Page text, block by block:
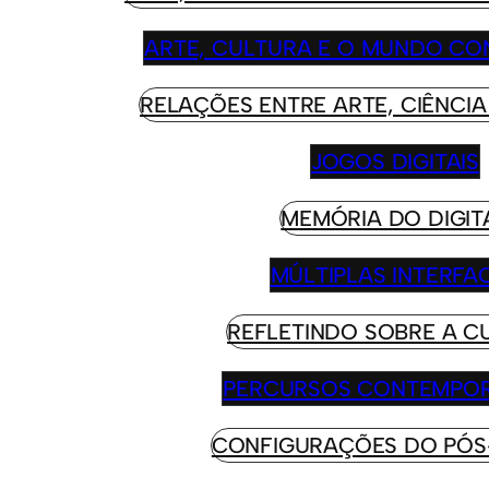
ARTE, CULTURA E O MUNDO
RELAÇÕES ENTRE ARTE,
JOGOS DIGITAIS
MEMÓRIA DO
MÚLTIPLAS
REFLETINDO SOBRE A
PERCURSOS
CONFIGURAÇÕES DO